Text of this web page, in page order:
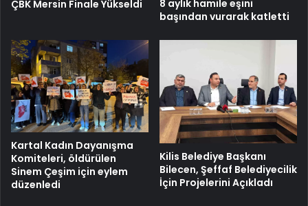
ÇBK Mersin Finale Yükseldi
8 aylık hamile eşini
başından vurarak katletti
Kartal Kadın Dayanışma
Komiteleri, öldürülen
Sinem Çeşim için eylem
düzenledi
Kilis Belediye Başkanı
Bilecen, Şeffaf Belediyecilik
İçin Projelerini Açıkladı